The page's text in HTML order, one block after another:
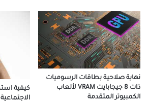
نهاية صلاحية بطاقات الرسوميات
ذات 8 جيجابايت VRAM لألعاب
الكمبيوتر المتقدمة
كيفية